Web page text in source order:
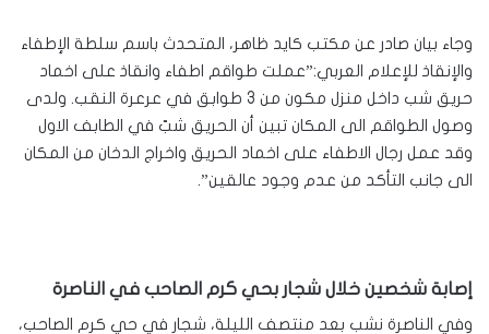
وجاء بيان صادر عن مكتب كايد ظاهر، المتحدث باسم سلطة الإطفاء
والإنقاذ للإعلام العربي:”عملت طواقم اطفاء وانقاذ على اخماد
حريق شب داخل منزل مكون من 3 طوابق في عرعرة النقب. ولدى
وصول الطواقم الى المكان تبين أن الحريق شبّ في الطابف الاول
وقد عمل رجال الاطفاء على اخماد الحريق واخراج الدخان من المكان
الى جانب التأكد من عدم وجود عالقين”.
إصابة شخصين خلال شجار بحي كرم الصاحب في الناصرة
وفي الناصرة نشب بعد منتصف الليلة، شجار في حي كرم الصاحب،